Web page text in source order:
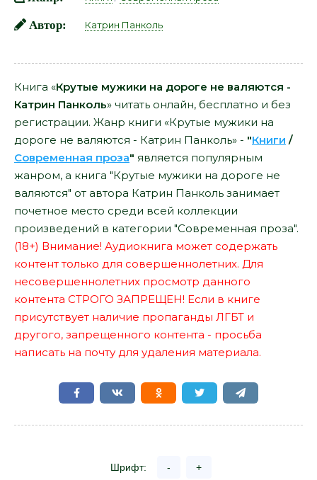
Автор: Катрин Панколь
Книга «Крутые мужики на дороге не валяются -
Катрин Панколь» читать онлайн, бесплатно и без
регистрации. Жанр книги «Крутые мужики на
дороге не валяются - Катрин Панколь» - "Книги /
Современная проза" является популярным
жанром, а книга "Крутые мужики на дороге не
валяются" от автора Катрин Панколь занимает
почетное место среди всей коллекции
произведений в категории "Современная проза".
(18+) Внимание! Аудиокнига может содержать
контент только для совершеннолетних. Для
несовершеннолетних просмотр данного
контента СТРОГО ЗАПРЕЩЕН! Если в книге
присутствует наличие пропаганды ЛГБТ и
другого, запрещенного контента - просьба
написать на почту для удаления материала.
Шрифт: - +